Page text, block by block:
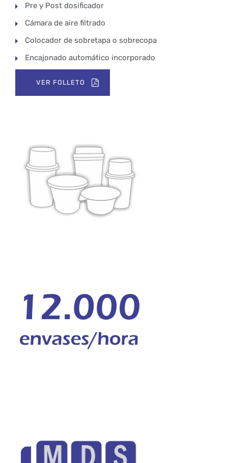
Pre y Post dosificador
Cámara de aire filtrado
Colocador de sobretapa o sobrecopa
Encajonado automático incorporado
VER FOLLETO